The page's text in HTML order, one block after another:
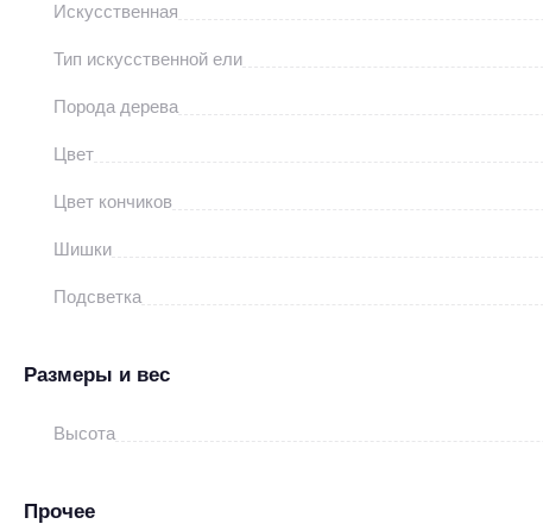
Искусственная
Тип искусственной ели
Порода дерева
Цвет
Цвет кончиков
Шишки
Подсветка
Размеры и вес
Высота
Прочее